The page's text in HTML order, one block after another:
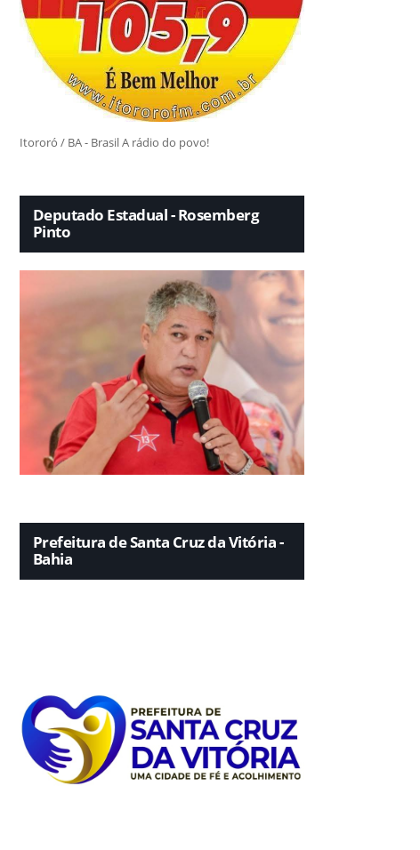
Itororó / BA - Brasil A rádio do povo!
Deputado Estadual - Rosemberg
Pinto
Prefeitura de Santa Cruz da Vitória -
Bahia